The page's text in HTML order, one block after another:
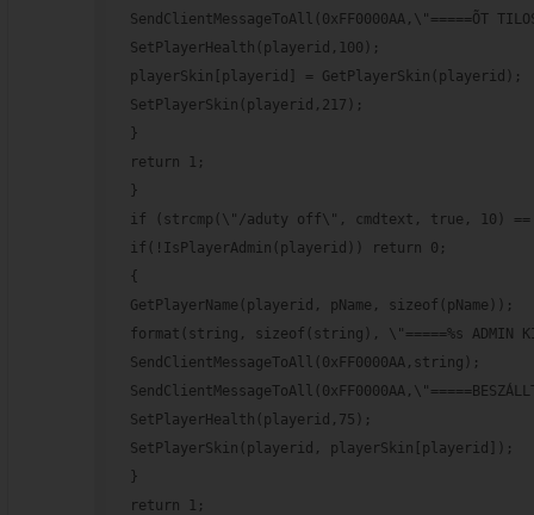
SendClientMessageToAll(0xFF0000AA,\"=====ÕT
SetPlayerHealth(playerid,100);
playerSkin[playerid] = GetPlayerSkin(playerid);
SetPlayerSkin(playerid,217);
}
return 1;
}
if (strcmp(\"/aduty off\", cmdtext, true, 10)
if(!IsPlayerAdmin(playerid)) return 0;
{
GetPlayerName(playerid, pName, sizeof(pName));
format(string, sizeof(string), \"=====%s ADMIN
SendClientMessageToAll(0xFF0000AA,string);
SetPlayerHealth(playerid,75);
SetPlayerSkin(playerid, playerSkin[playerid]);
}
return 1;